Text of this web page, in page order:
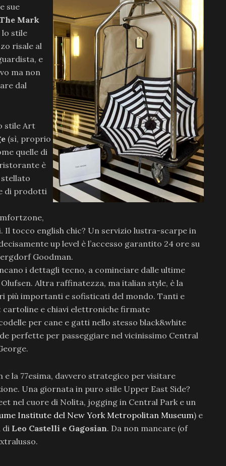
sue
Mark
lo stile
risale al
e
ma non
dal
stile Art
(sì, proprio
quelle di
è
di prodotti
Il tocco english chic? Un servizio lustra-scarpe in
up level è l’accesso garantito 24 ore su
Goodman.
i dettagli tecno, a cominciare dalle ultime
Altra raffinatezza, ma italian style, è la
più importanti e sofisticati del mondo. Tanti e
cartoline e chiavi elettroniche firmate
per cane e gatti nello stesso black&white
perfette per passeggiare nel vicinissimo Central
la 77esima, davvero strategico per visitare
Una giornata in puro stile Upper East Side?
nel cuore di Nolita, jogging in Central Park e un
Institute del New York Metropolitan Museum) e
di Leo Castelli e Gagosian. Da non mancare (of